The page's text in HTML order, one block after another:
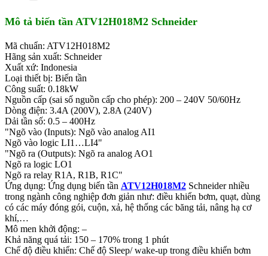
Mô tả biến tần ATV12H018M2 Schneider
Mã chuẩn: ATV12H018M2
Hãng sản xuất: Schneider
Xuất xứ: Indonesia
Loại thiết bị: Biến tần
Công suất: 0.18kW
Nguồn cấp (sai số nguồn cấp cho phép): 200 – 240V 50/60Hz
Dòng điện: 3.4A (200V), 2.8A (240V)
Dải tần số: 0.5 – 400Hz
"Ngõ vào (Inputs): Ngõ vào analog AI1
Ngõ vào logic LI1…LI4"
"Ngõ ra (Outputs): Ngõ ra analog AO1
Ngõ ra logic LO1
Ngõ ra relay R1A, R1B, R1C"
Ứng dụng: Ứng dụng biến tần ATV12H018M2 Schneider nhiều
trong ngành công nghiệp đơn giản như: điều khiển bơm, quạt, dùng
có các máy đóng gói, cuộn, xả, hệ thống các băng tải, nâng hạ cơ
khí,…
Mô men khởi động: –
Khả năng quá tải: 150 – 170% trong 1 phút
Chế độ điều khiển: Chế độ Sleep/ wake-up trong điều khiển bơm